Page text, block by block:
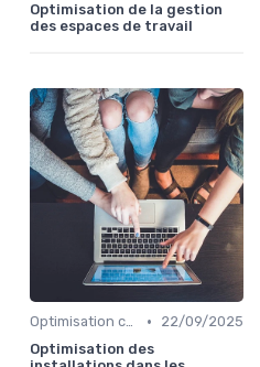
Optimisation de la gestion
des espaces de travail
Optimisation coûts •
22/09/2025
Optimisation des